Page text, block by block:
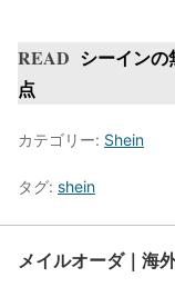
READ シーイン
点
カテゴリー: Shein
タグ: shein
メイルオーダ｜海